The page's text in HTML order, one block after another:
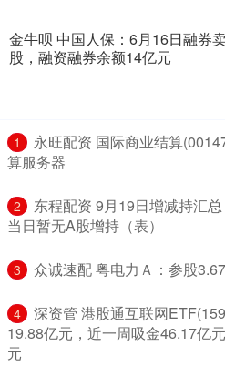
金牛呗 中国人保：6月16日融券
股，融资融券余额14亿元
1
永旺配资 国际商业结算
算服务器
2
东程配资 9月19日增减持汇
当日暂无A股增持（表）
3 众诚速配 粤电力Ａ：参股
4
深资管 港股通互联网
19.88亿元，近一周吸金46.17亿
元